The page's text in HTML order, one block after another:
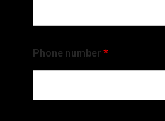
Phone number *